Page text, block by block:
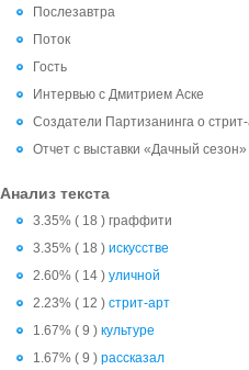
Послезавтра
Поток
Гость
Интервью с Дмитрием Аске
Создатели Партизанинга о
Отчет с выставки «Дачный сезон»
Анализ текста
3.35% ( 18 ) граффити
3.35% ( 18 ) искусстве
2.60% ( 14 ) уличной
2.23% ( 12 ) стрит-арт
1.67% ( 9 ) культуре
1.67% ( 9 ) рассказал